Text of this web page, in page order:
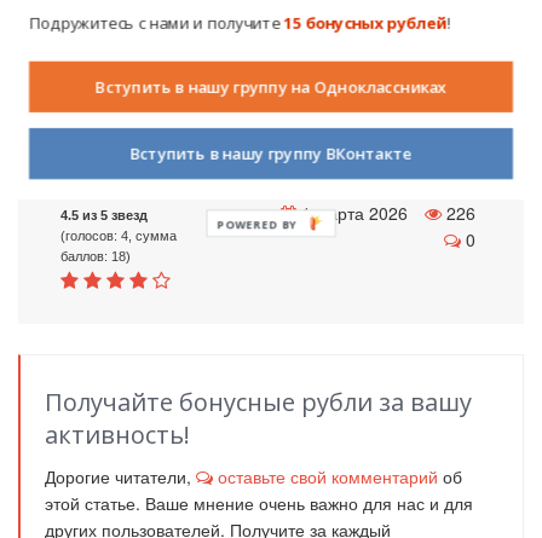
Таким образом, гимнастика в Екатеринбурге остаётся
востребованным направлением, сочетающим спортивные
достижения, укрепление здоровья и формирование
устойчивого интереса к регулярной физической активности.
4.5 из 5 звезд
(голосов: 4, сумма
баллов: 18)
1 марта 2026
226
0
Получайте бонусные рубли за вашу
активность!
Дорогие читатели, оставьте свой комментарий об
этой статье. Ваше мнение очень важно для нас и для
других пользователей. Получите за каждый
Подружитесь с нами и получите15 бонусных рублей!
Вступить в нашу группу на Одноклассниках
Вступить в нашу группу ВКонтакте
POWERED BY